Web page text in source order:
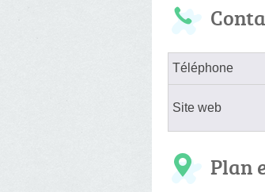
Téléphone
Site web
Plan